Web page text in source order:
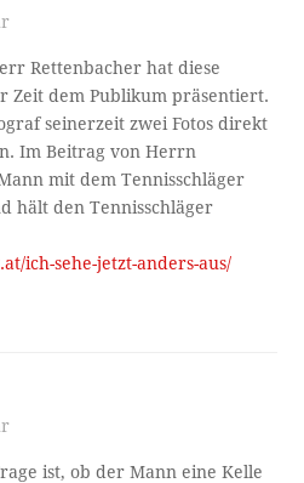
Rettenbacher hat diese
Zeit dem Publikum präsentiert.
seinerzeit zwei Fotos direkt
Im Beitrag von Herrn
mit dem Tennisschläger
hält den Tennisschläger
ich-sehe-jetzt-anders-aus/
ist, ob der Mann eine Kelle